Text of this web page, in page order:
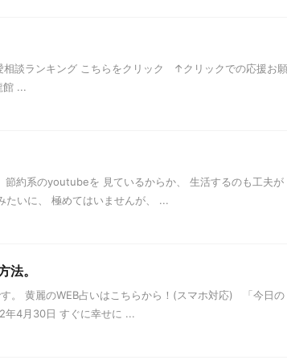
相談ランキング こちらをクリック ↑クリックでの応援お願
...
節約系のyoutubeを 見ているからか、 生活するのも工夫が
いに、 極めてはいませんが、 ...
法。
。 黄麗のWEB占いはこちらから！(スマホ対応) 「今日の
4月30日 すぐに幸せに ...